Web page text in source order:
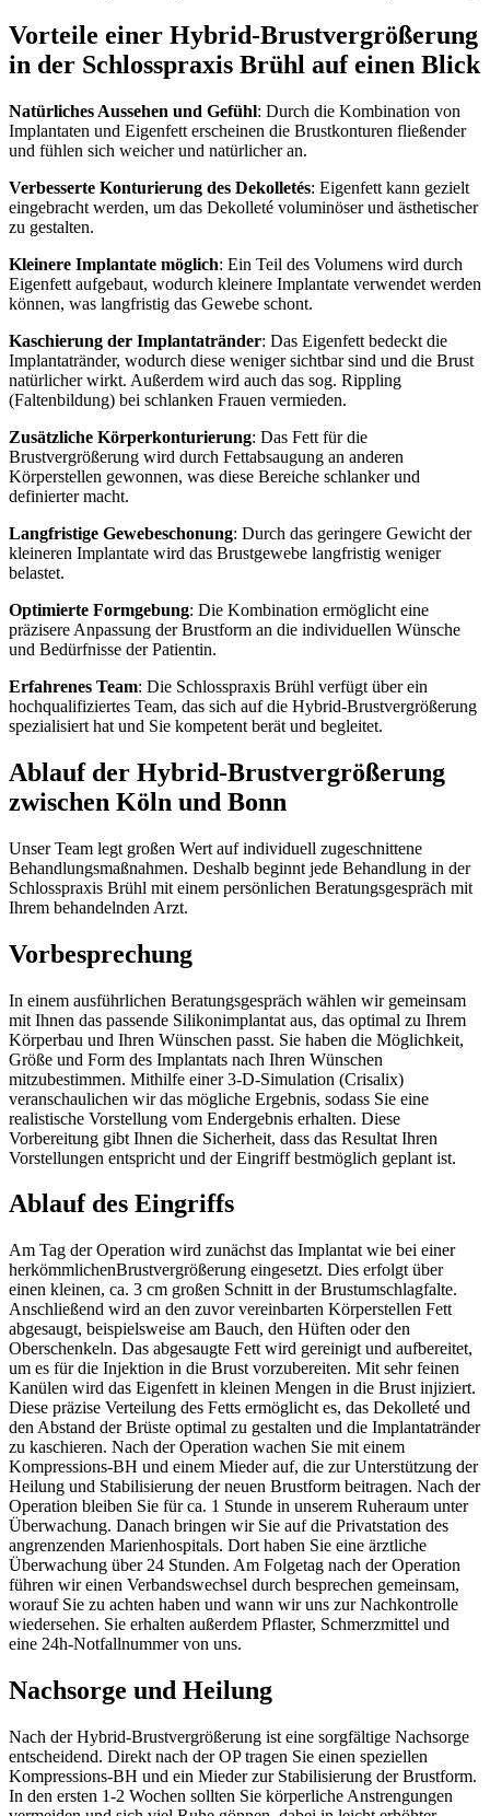
Vorteile einer Hybrid-Brustvergrößerung
in der Schlosspraxis Brühl auf einen Blick
Natürliches Aussehen und Gefühl: Durch die Kombination von
Implantaten und Eigenfett erscheinen die Brustkonturen fließender
und fühlen sich weicher und natürlicher an.
Verbesserte Konturierung des Dekolletés: Eigenfett kann gezielt
eingebracht werden, um das Dekolleté voluminöser und ästhetischer
zu gestalten.
Kleinere Implantate möglich: Ein Teil des Volumens wird durch
Eigenfett aufgebaut, wodurch kleinere Implantate verwendet werden
können, was langfristig das Gewebe schont.
Kaschierung der Implantatränder: Das Eigenfett bedeckt die
Implantatränder, wodurch diese weniger sichtbar sind und die Brust
natürlicher wirkt. Außerdem wird auch das sog. Rippling
(Faltenbildung) bei schlanken Frauen vermieden.
Zusätzliche Körperkonturierung: Das Fett für die
Brustvergrößerung wird durch Fettabsaugung an anderen
Körperstellen gewonnen, was diese Bereiche schlanker und
definierter macht.
Langfristige Gewebeschonung: Durch das geringere Gewicht der
kleineren Implantate wird das Brustgewebe langfristig weniger
belastet.
Optimierte Formgebung: Die Kombination ermöglicht eine
präzisere Anpassung der Brustform an die individuellen Wünsche
und Bedürfnisse der Patientin.
Erfahrenes Team: Die Schlosspraxis Brühl verfügt über ein
hochqualifiziertes Team, das sich auf die Hybrid-Brustvergrößerung
spezialisiert hat und Sie kompetent berät und begleitet.
Ablauf der Hybrid-Brustvergrößerung
zwischen Köln und Bonn
Unser Team legt großen Wert auf individuell zugeschnittene
Behandlungsmaßnahmen. Deshalb beginnt jede Behandlung in der
Schlosspraxis Brühl mit einem persönlichen Beratungsgespräch mit
Ihrem behandelnden Arzt.
Vorbesprechung
In einem ausführlichen Beratungsgespräch wählen wir gemeinsam
mit Ihnen das passende Silikonimplantat aus, das optimal zu Ihrem
Körperbau und Ihren Wünschen passt. Sie haben die Möglichkeit,
Größe und Form des Implantats nach Ihren Wünschen
mitzubestimmen. Mithilfe einer 3-D-Simulation (Crisalix)
veranschaulichen wir das mögliche Ergebnis, sodass Sie eine
realistische Vorstellung vom Endergebnis erhalten. Diese
Vorbereitung gibt Ihnen die Sicherheit, dass das Resultat Ihren
Vorstellungen entspricht und der Eingriff bestmöglich geplant ist.
Ablauf des Eingriffs
Am Tag der Operation wird zunächst das Implantat wie bei einer
herkömmlichenBrustvergrößerung eingesetzt. Dies erfolgt über
einen kleinen, ca. 3 cm großen Schnitt in der Brustumschlagfalte.
Anschließend wird an den zuvor vereinbarten Körperstellen Fett
abgesaugt, beispielsweise am Bauch, den Hüften oder den
Oberschenkeln. Das abgesaugte Fett wird gereinigt und aufbereitet,
um es für die Injektion in die Brust vorzubereiten. Mit sehr feinen
Kanülen wird das Eigenfett in kleinen Mengen in die Brust injiziert.
Diese präzise Verteilung des Fetts ermöglicht es, das Dekolleté und
den Abstand der Brüste optimal zu gestalten und die Implantatränder
zu kaschieren. Nach der Operation wachen Sie mit einem
Kompressions-BH und einem Mieder auf, die zur Unterstützung der
Heilung und Stabilisierung der neuen Brustform beitragen. Nach der
Operation bleiben Sie für ca. 1 Stunde in unserem Ruheraum unter
Überwachung. Danach bringen wir Sie auf die Privatstation des
angrenzenden Marienhospitals. Dort haben Sie eine ärztliche
Überwachung über 24 Stunden. Am Folgetag nach der Operation
führen wir einen Verbandswechsel durch besprechen gemeinsam,
worauf Sie zu achten haben und wann wir uns zur Nachkontrolle
wiedersehen. Sie erhalten außerdem Pflaster, Schmerzmittel und
eine 24h-Notfallnummer von uns.
Nachsorge und Heilung
Nach der Hybrid-Brustvergrößerung ist eine sorgfältige Nachsorge
entscheidend. Direkt nach der OP tragen Sie einen speziellen
Kompressions-BH und ein Mieder zur Stabilisierung der Brustform.
In den ersten 1-2 Wochen sollten Sie körperliche Anstrengungen